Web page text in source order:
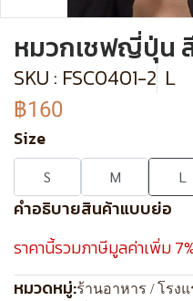
หมวกเชฟญี่ปุ่น
SKU : FSC0401-2 L
฿160
Size
S M L
คำอธิบายสินค้าแบบย่อ
ราคานี้รวมภาษีมูลค่าเพิ่ม
หมวดหมู่:ร้านอาหาร / โรงแ